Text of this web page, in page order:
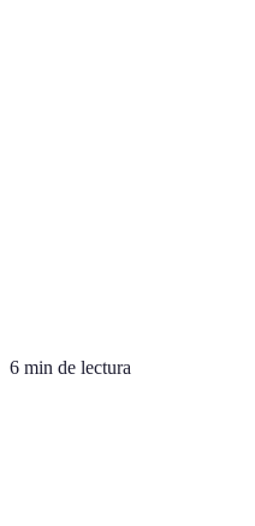
6 min de lectura